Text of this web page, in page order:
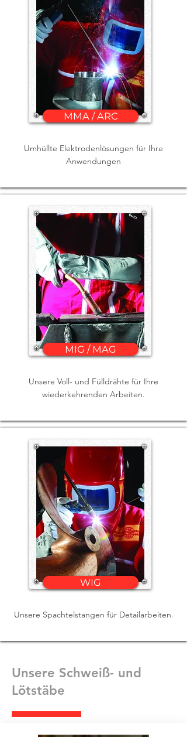
MMA / ARC
Umhüllte Elektrodenlösungen für Ihre
Anwendungen
MIG / MAG
Unsere Voll- und Fülldrähte für Ihre
wiederkehrenden Arbeiten.
WIG
Unsere Spachtelstangen für Detailarbeiten.
Unsere Schweiß- und
Lötstäbe